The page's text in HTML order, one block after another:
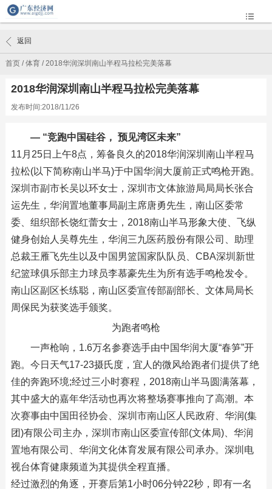
首页/体育/2018华润深圳南山半程马拉松完美落幕
返回
2018华润深圳南山半程马拉松完美落幕
发布时间:2018/11/26
— “竞跑中国硅谷， 预见湾区未来”
11月25日上午8点，筹备良久的2018华润深圳南山半程马
拉松(以下简称南山半马)于中国华润大厦前正式鸣枪开跑。
深圳市副市长吴以环女士，深圳市文体旅游局局局长张合
运先生，华润置地董事局副主席唐勇先生，南山区委常
委、组织部长饶红蕾女士，2018南山半马形象大使、飞纵
健身创始人吴尊先生，华润三九医药股份有限公司、助理
总裁王雁飞先生以及中国男篮国家队队员、CBA深圳新世
纪篮球俱乐部主力球员李慕豪先生为所有选手鸣枪发令。
南山区副区长练聪，南山区委宣传部副部长、文体局局长
周保民为获奖选手颁奖。
为跑者鸣枪
一声枪响，1.6万名参赛选手由中国华润大厦“春笋”开
跑。今日天气17-23摄氏度，宜人的微风给跑者们提供了绝
佳的奔跑环境;经过三小时赛程，2018南山半马圆满落幕，
其中盛大的嘉年华活动也再次将整场赛事推向了高潮。本
次赛事由中国田径协会、深圳市南山区人民政府、华润(集
团)有限公司主办，深圳市南山区委宣传部(文体局)、华润
置地有限公司、华润文化体育发展有限公司承办。深圳电
视台体育健康频道为其提供全程直播。
经过激烈的角逐，开赛后第1小时06分钟22秒，即有一名